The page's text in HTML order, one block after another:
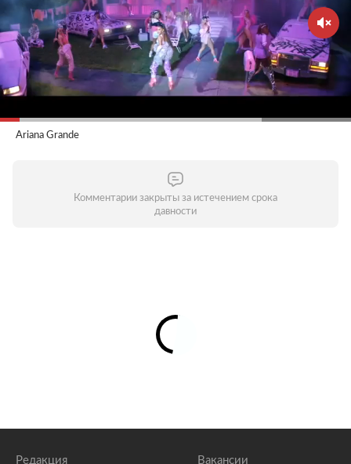
Ariana Grande
Комментарии закрыты за истечением срока
давности
Редакция Вакансии